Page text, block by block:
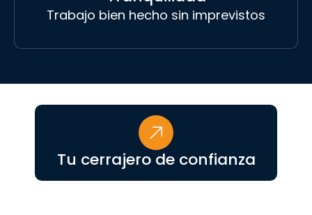
Trabajo bien hecho sin imprevistos
Tu cerrajero de confianza